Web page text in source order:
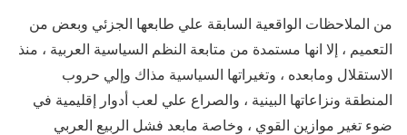
من الملاحظات الواقعية السابقة علي طابعها الجزئي وبعض من
التعميم ، إلا انها مستمدة من متابعة النظم السياسية العربية ، منذ
الاستقلال ومابعده ، وتغيراتها السياسية مذاك وإلي حروب
المنطقة ونزاعاتها البينية ، والصراع علي لعب أدوار إقليمية في
ضوء تغير موازين القوي ، وخاصة مابعد فشل الربيع العربي